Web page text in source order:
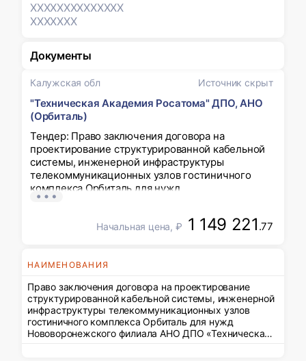
Калужская обл Источник скрыт
"Техническая Академия Росатома" ДПО, АНО
(Орбиталь)
Тендер: Право заключения договора на
проектирование структурированной кабельной
системы, инженерной инфраструктуры
телекоммуникационных узлов гостиничного
комплекса Орбиталь для нужд
Нововоронежского филиала АНО ДПО
Начальная цена, ₽ 1 149 221 .77
НАИМЕНОВАНИЯ
Право заключения договора на проектирование
структурированной кабельной системы, инженерной
инфраструктуры телекоммуникационных узлов
гостиничного комплекса Орбиталь для нужд
Нововоронежского филиала АНО ДПО «Техническая
XXXXXXXXXXXXXX
XXXXXXX
Документы